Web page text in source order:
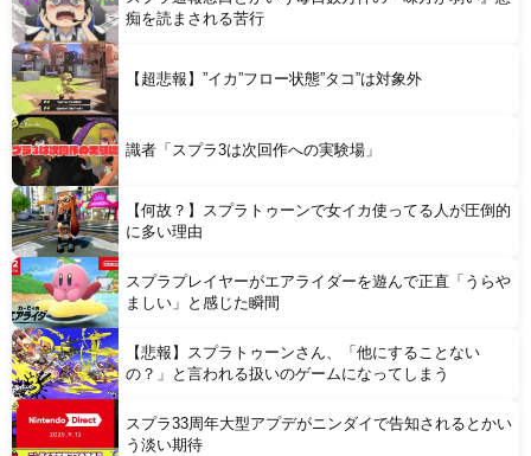
Powered by livedoor 相互RSS
痴を読まされる苦行
【超悲報】”イカ”フロー状態”タコ”は対象外
識者「スプラ3は次回作への実験場」
【何故？】スプラトゥーンで女イカ使ってる人が圧倒的
に多い理由
スプラプレイヤーがエアライダーを遊んで正直「うらや
ましい」と感じた瞬間
【悲報】スプラトゥーンさん、「他にすることない
の？」と言われる扱いのゲームになってしまう
スプラ33周年大型アプデがニンダイで告知されるとかい
う淡い期待